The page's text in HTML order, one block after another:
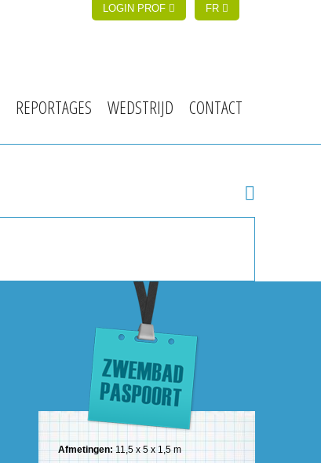
LOGIN PROF FR
REPORTAGES WEDSTRIJD CONTACT
Afmetingen:11,5 x 5 x 1,5 m